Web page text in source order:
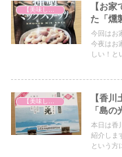
【お
た「燻
今回はお
今夜はお
しい！と
【香
「島
本日は香
紹介しま
という方